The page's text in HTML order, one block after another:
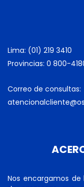
Lima: (01) 219 3410
Provincias: 0 800-
Correo de consultas:
Nos encargamos